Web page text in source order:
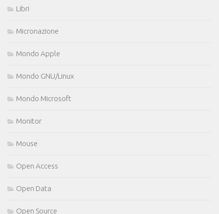
Libri
Micronazione
Mondo Apple
Mondo GNU/Linux
Mondo Microsoft
Monitor
Mouse
Open Access
Open Data
Open Source